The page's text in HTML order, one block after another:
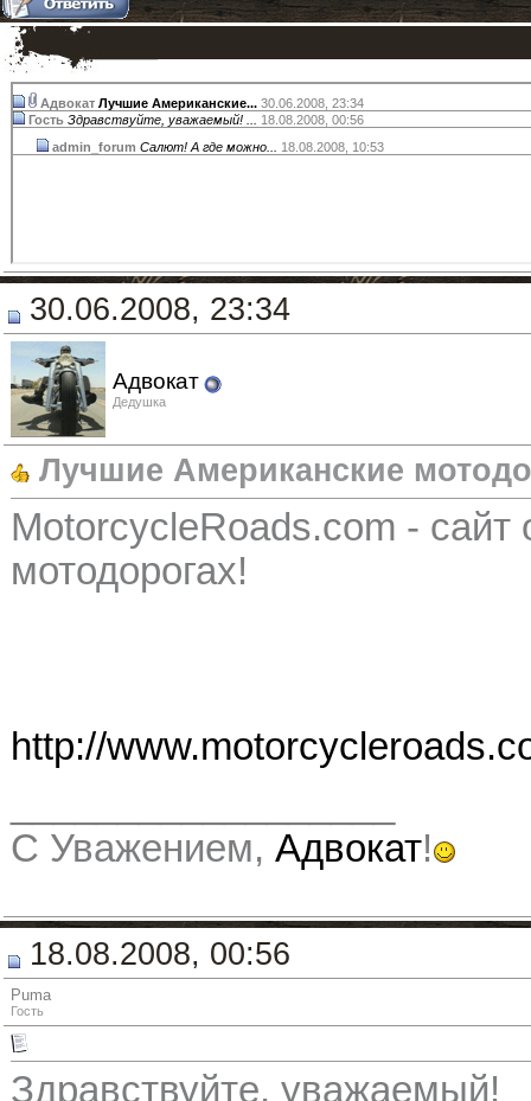
Адвокат Лучшие Американские... 30.06.2008, 23:34
Гость Здравствуйте, уважаемый! ... 18.08.2008, 00:56
admin_forum Салют! А где можно... 18.08.2008, 10:53
30.06.2008, 23:34
Адвокат
Дедушка
Лучшие Американские
MotorcycleRoads.com -
мотодорогах!
http://
С Уважением, Адвокат!
18.08.2008, 00:56
Puma
Гость
Здравствуйте, уважаемый!